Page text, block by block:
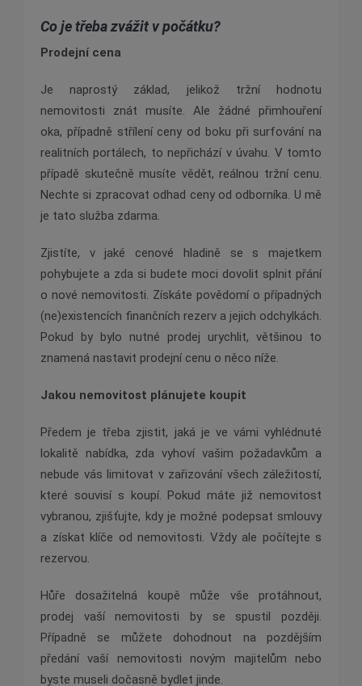
Co je třeba zvážit v počátku?
Prodejní cena
Je naprostý základ, jelikož tržní hodnotu
nemovitosti znát musíte. Ale žádné přimhouření
oka, případně střílení ceny od boku při surfování na
realitních portálech, to nepřichází v úvahu. V tomto
případě skutečně musíte vědět, reálnou tržní cenu.
Nechte si zpracovat odhad ceny od odborníka. U mě
je tato služba zdarma.
Zjistíte, v jaké cenové hladině se s majetkem
pohybujete a zda si budete moci dovolit splnit přání
o nové nemovitosti. Získáte povědomí o případných
(ne)existencích finančních rezerv a jejich odchylkách.
Pokud by bylo nutné prodej urychlit, většinou to
znamená nastavit prodejní cenu o něco níže.
Jakou nemovitost plánujete koupit
Předem je třeba zjistit, jaká je ve vámi vyhlédnuté
lokalitě nabídka, zda vyhoví vašim požadavkům a
nebude vás limitovat v zařizování všech záležitostí,
které souvisí s koupí. Pokud máte již nemovitost
vybranou, zjišťujte, kdy je možné podepsat smlouvy
a získat klíče od nemovitosti. Vždy ale počítejte s
rezervou.
Hůře dosažitelná koupě může vše protáhnout,
prodej vaší nemovitosti by se spustil později.
Případně se můžete dohodnout na pozdějším
předání vaší nemovitosti novým majitelům nebo
byste museli dočasně bydlet jinde.